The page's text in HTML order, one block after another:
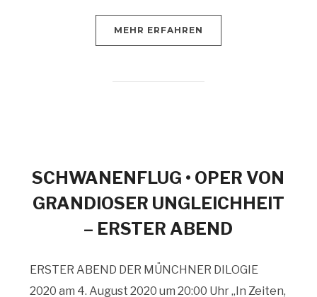
MEHR ERFAHREN
SCHWANENFLUG • OPER VON
GRANDIOSER UNGLEICHHEIT
– ERSTER ABEND
ERSTER ABEND DER MÜNCHNER DILOGIE
2020 am 4. August 2020 um 20:00 Uhr „In Zeiten,